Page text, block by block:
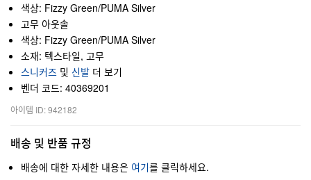
색상: Fizzy Green/PUMA Silver
고무 아웃솔
색상: Fizzy Green/PUMA Silver
소재: 텍스타일, 고무
스니커즈 및 신발 더 보기
벤더 코드: 40369201
아이템 ID: 942182
배송 및 반품 규정
배송에 대한 자세한 내용은 여기를 클릭하세요.